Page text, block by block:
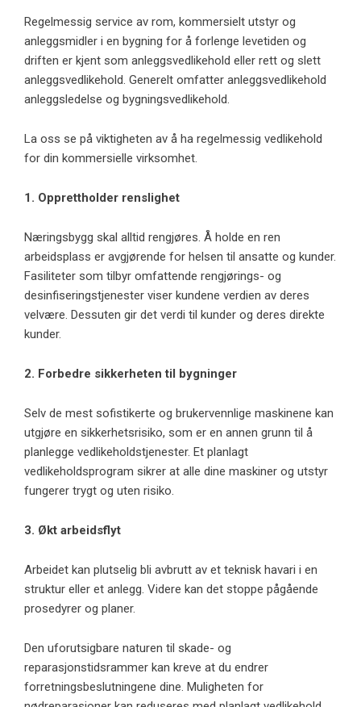
Regelmessig service av rom, kommersielt utstyr og
anleggsmidler i en bygning for å forlenge levetiden og
driften er kjent som anleggsvedlikehold eller rett og slett
anleggsvedlikehold. Generelt omfatter anleggsvedlikehold
anleggsledelse og bygningsvedlikehold.
La oss se på viktigheten av å ha regelmessig vedlikehold
for din kommersielle virksomhet.
1. Opprettholder renslighet
Næringsbygg skal alltid rengjøres. Å holde en ren
arbeidsplass er avgjørende for helsen til ansatte og kunder.
Fasiliteter som tilbyr omfattende rengjørings- og
desinfiseringstjenester viser kundene verdien av deres
velvære. Dessuten gir det verdi til kunder og deres direkte
kunder.
2. Forbedre sikkerheten til bygninger
Selv de mest sofistikerte og brukervennlige maskinene kan
utgjøre en sikkerhetsrisiko, som er en annen grunn til å
planlegge vedlikeholdstjenester. Et planlagt
vedlikeholdsprogram sikrer at alle dine maskiner og utstyr
fungerer trygt og uten risiko.
3. Økt arbeidsflyt
Arbeidet kan plutselig bli avbrutt av et teknisk havari i en
struktur eller et anlegg. Videre kan det stoppe pågående
prosedyrer og planer.
Den uforutsigbare naturen til skade- og
reparasjonstidsrammer kan kreve at du endrer
forretningsbeslutningene dine. Muligheten for